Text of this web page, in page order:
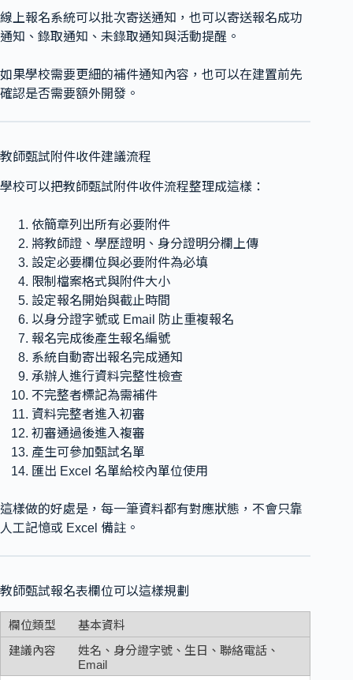
線上報名系統可以批次寄送通知，也可以寄送報名成功
通知、錄取通知、未錄取通知與活動提醒。
如果學校需要更細的補件通知內容，也可以在建置前先
確認是否需要額外開發。
教師甄試附件收件建議流程
學校可以把教師甄試附件收件流程整理成這樣：
依簡章列出所有必要附件
將教師證、學歷證明、身分證明分欄上傳
設定必要欄位與必要附件為必填
限制檔案格式與附件大小
設定報名開始與截止時間
以身分證字號或 Email 防止重複報名
報名完成後產生報名編號
系統自動寄出報名完成通知
承辦人進行資料完整性檢查
不完整者標記為需補件
資料完整者進入初審
初審通過後進入複審
產生可參加甄試名單
匯出 Excel 名單給校內單位使用
這樣做的好處是，每一筆資料都有對應狀態，不會只靠
人工記憶或 Excel 備註。
教師甄試報名表欄位可以這樣規劃
基本資料
姓名、身分證字號、生日、聯絡電話、
Email